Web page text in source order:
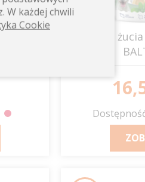
Kość do
W każdej chwili
Cookie